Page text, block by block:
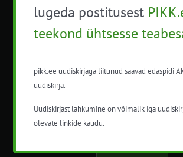
METK
Nõuandeteenistuse
nõustamisteenuseid.
info@pikk.ee
lugeda postitusest
teekond ühtsesse
pikk.ee uudiskirjaga liitunud saavad edaspidi
uudiskirja.
Uudiskirjast lahkumine on võimalik iga
olevate linkide kaudu.